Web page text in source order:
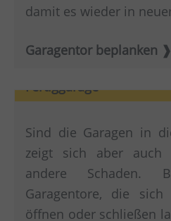
damit es wieder in
Garagentor beplanken
Fertiggarage
Sind die Garagen in
zeigt sich aber
andere Schaden.
Garagentore, die
öffnen oder schließen